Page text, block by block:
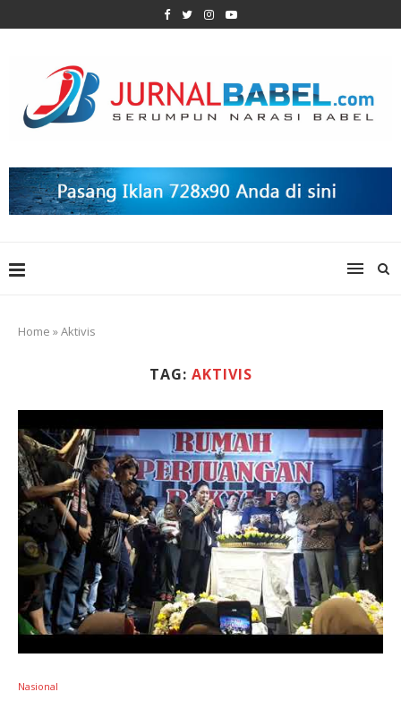
Home »Aktivis
TAG: AKTIVIS
Nasional